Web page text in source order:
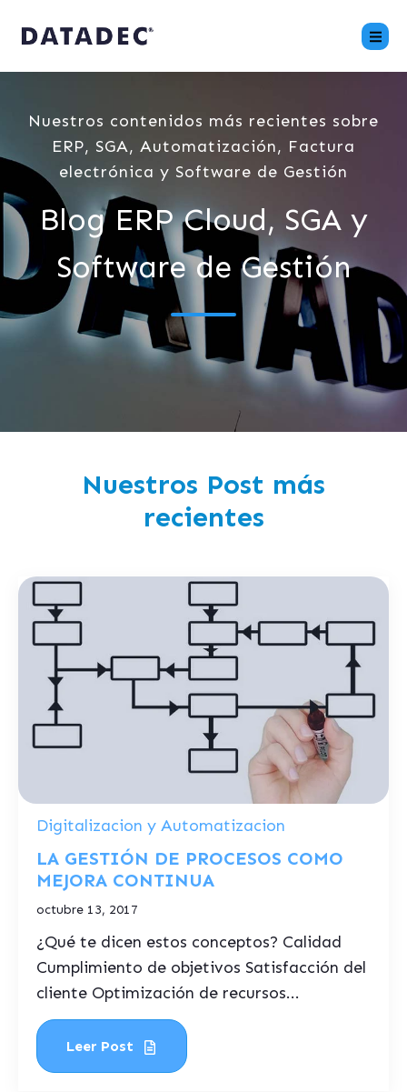
Nuestros contenidos más recientes sobre
ERP, SGA, Automatización, Factura
electrónica y Software de Gestión
Blog ERP Cloud, SGA y
Software de Gestión
Nuestros Post más
recientes
Digitalizacion y Automatizacion
LA GESTIÓN DE PROCESOS COMO
MEJORA CONTINUA
octubre 13, 2017
¿Qué te dicen estos conceptos? Calidad
Cumplimiento de objetivos Satisfacción del
cliente Optimización de recursos...
Leer Post